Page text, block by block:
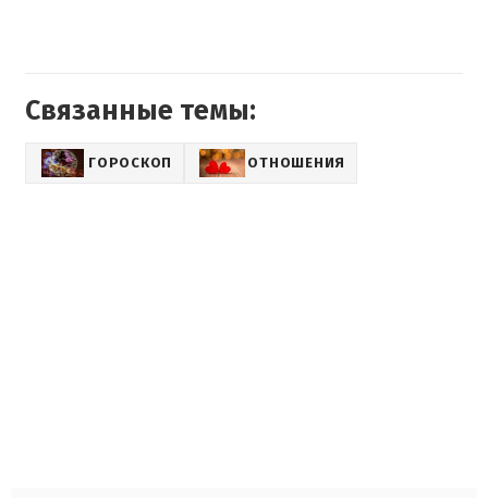
Связанные темы:
ГОРОСКОП ОТНОШЕНИЯ